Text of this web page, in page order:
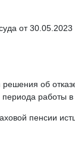
от
об
работы в
пенсии